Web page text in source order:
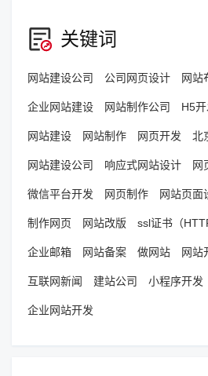
关键词
网站建设公司 公司网页设计 网站
企业网站建设 网站制作公司 H5
网站建设 网站制作 网页开发 北
网站建设公司 响应式网站设计 网
微信平台开发 网页制作 网站页面
制作网页 网站改版 ssl证书（
企业邮箱 网站备案 做网站 网站
互联网新闻 建站公司 小程序开发
企业网站开发